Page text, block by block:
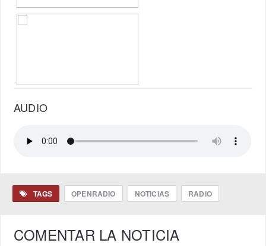
AUDIO
TAGS OPENRADIO NOTICIAS RADIO
COMENTAR LA NOTICIA